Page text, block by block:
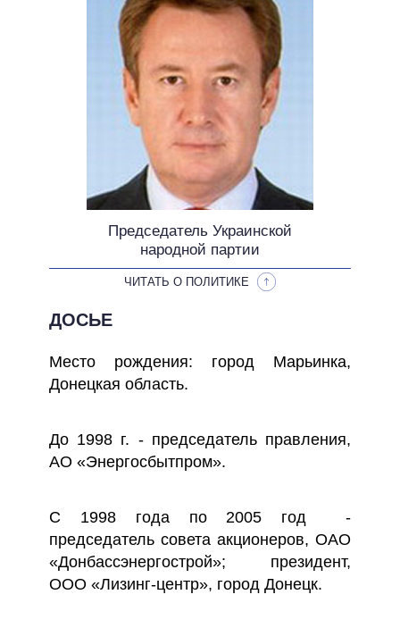
НЕВЫПОЛНЕННЫЕ ОБЕЩАНИЯ
ОБЕЩАНИЯ В ПРОЦЕССЕ
ВСЕ ОБЕЩАНИЯ
АРХИВНЫЕ ОБЕЩАНИЯ
Председатель Украинской
народной партии
ЧИТАТЬ О ПОЛИТИКЕ
ДОСЬЕ
Место рождения: город Марьинка,
Донецкая область.
До 1998 г. - председатель правления,
АО «Энергосбытпром».
С 1998 года по 2005 год -
председатель совета акционеров, ОАО
«Донбассэнергострой»; президент,
ООО «Лизинг-центр», город Донецк.